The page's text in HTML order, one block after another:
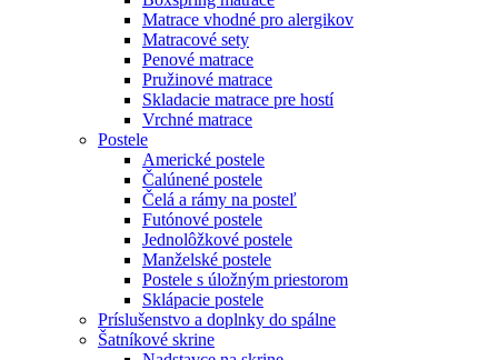
Matrace vhodné pro alergikov
Matracové sety
Penové matrace
Pružinové matrace
Skladacie matrace pre hostí
Vrchné matrace
Postele
Americké postele
Čalúnené postele
Čelá a rámy na posteľ
Futónové postele
Jednolôžkové postele
Manželské postele
Postele s úložným priestorom
Sklápacie postele
Príslušenstvo a doplnky do spálne
Šatníkové skrine